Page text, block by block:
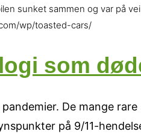
sunket sammen og var på
wp/toasted-cars/
som
De mange
på 9/11-